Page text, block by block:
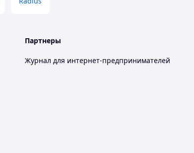
Партнеры
Журнал для интернет-предпринимателей